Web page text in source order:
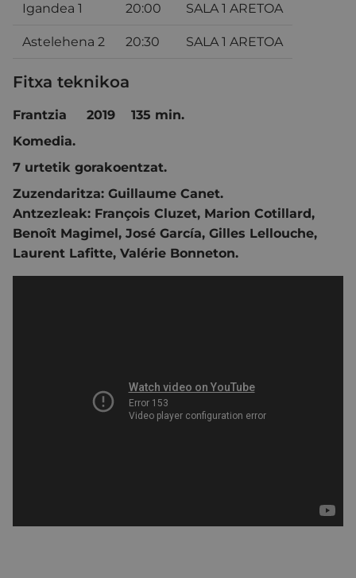
Igandea 1 20:00 SALA 1 ARETOA
Astelehena 2 20:30 SALA 1 ARETOA
Fitxa teknikoa
Frantzia 2019 135 min.
Komedia.
7 urtetik gorakoentzat.
Zuzendaritza: Guillaume Canet.
Antzezleak: François Cluzet, Marion Cotillard,
Benoît Magimel , José García, Gilles Lellouche,
Laurent Lafitte, Valérie Bonneton.